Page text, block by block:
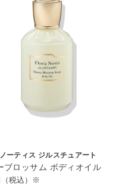
ーティス ジルスチュアート
ブロッサム ボディオイル
（税込）※